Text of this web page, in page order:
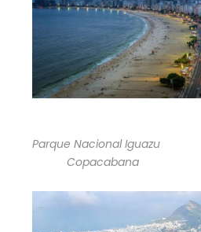
Parque
Copacabana